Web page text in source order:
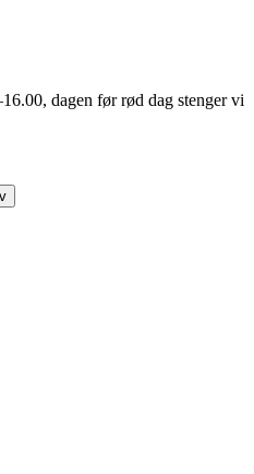
dagen før rød dag stenger vi